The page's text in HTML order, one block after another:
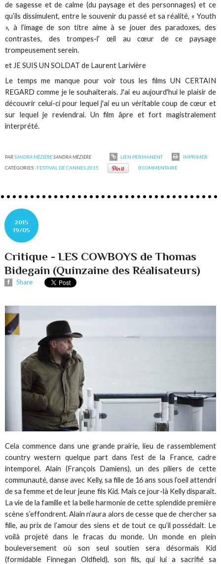
de sagesse et de calme (du paysage et des personnages) et ce
qu’ils dissimulent, entre le souvenir du passé et sa réalité, « Youth
», à l’image de son titre aime à se jouer des paradoxes, des
contrastes, des trompes-l’ œil au cœur de ce paysage
trompeusement serein.
et JE SUIS UN SOLDAT de Laurent Larivière
Le temps me manque pour voir tous les films UN CERTAIN
REGARD comme je le souhaiterais. J'ai eu aujourd'hui le plaisir de
découvrir celui-ci pour lequel j'ai eu un véritable coup de cœur et
sur lequel je reviendrai. Un film âpre et fort magistralement
interprété.
PARSANDRA MÉZIÈRESANDRA MÉZIÈRE LIEN PERMANENT
IMPRIMER
CATÉGORIES : FESTIVAL DE CANNES 2015 0COMMENTAIRE
2015
19/05
Critique - LES COWBOYS de Thomas
Bidegain (Quinzaine des Réalisateurs)
Share
Cela commence dans une grande prairie, lieu de rassemblement
country western quelque part dans l’est de la France, cadre
intemporel. Alain (François Damiens), un des piliers de cette
communauté, danse avec Kelly, sa fille de 16 ans sous l’oeil attendri
de sa femme et de leur jeune fils Kid. Mais ce jour-là Kelly disparaît.
La vie de la famille et la belle harmonie de cette splendide première
scène s’effondrent. Alain n’aura alors de cesse que de chercher sa
fille, au prix de l’amour des siens et de tout ce qu’il possédait. Le
voilà projeté dans le fracas du monde. Un monde en plein
bouleversement où son seul soutien sera désormais Kid
(formidable Finnegan Oldfield), son fils, qui lui a sacrifié sa